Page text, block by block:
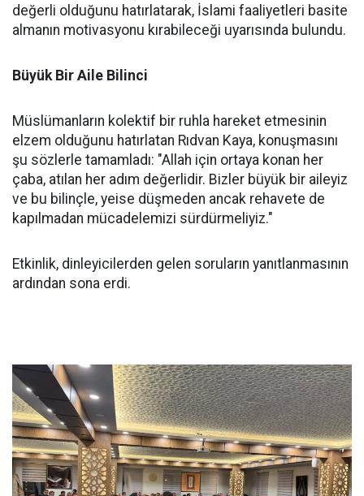
değerli olduğunu hatırlatarak, İslami faaliyetleri basite
almanın motivasyonu kırabileceği uyarısında bulundu.
Büyük Bir Aile Bilinci
Müslümanların kolektif bir ruhla hareket etmesinin
elzem olduğunu hatırlatan Rıdvan Kaya, konuşmasını
şu sözlerle tamamladı: "Allah için ortaya konan her
çaba, atılan her adım değerlidir. Bizler büyük bir aileyiz
ve bu bilinçle, yeise düşmeden ancak rehavete de
kapılmadan mücadelemizi sürdürmeliyiz."
Etkinlik, dinleyicilerden gelen soruların yanıtlanmasının
ardından sona erdi.